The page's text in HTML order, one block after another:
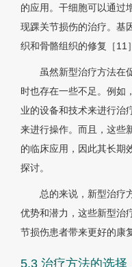
的应用。干细胞可以通过
现踝关节损伤的治疗。基
织和骨骼组织的修复［11
虽然新型治疗方法在
时也存在一些不足。例如
业的设备和技术来进行治
来进行操作。而且，这些
的临床应用，因此其长期
探讨。
总的来说，新型治疗
优势和潜力，这些新型治
节损伤患者带来更好的康
5.3 治疗方法的选择